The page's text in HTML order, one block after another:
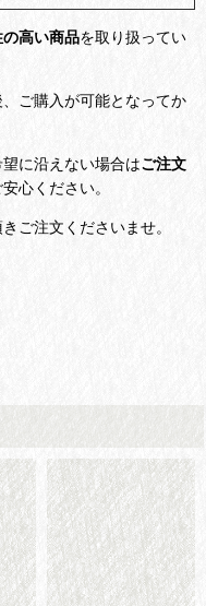
高い商品を取り扱ってい
ご購入が可能となってか
に沿えない場合はご注文
心ください。
ご注文くださいませ。